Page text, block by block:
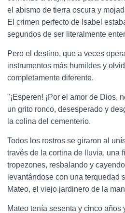
el abismo de tierra oscura y
El crimen perfecto de Isabel
segundos de ser literalmente
Pero el destino, que a veces
instrumentos más humildes y
completamente diferente.
"¡Esperen! ¡Por el amor de Dios,
un grito ronco, desesperado y
la colina del cementerio.
Todos los rostros se giraron al
través de la cortina de lluvia, una
tropezones, resbalando y
levantándose con una terquedad
Mateo, el viejo jardinero de la
Mateo tenía sesenta y cinco años